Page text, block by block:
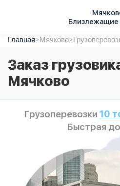
Близлежащие
Услуги
Автопарк
Тарифы
Акции
Контакты
Главная>Мячково>
Заказ
Мячково
Грузоперевозки 10
Быстрая